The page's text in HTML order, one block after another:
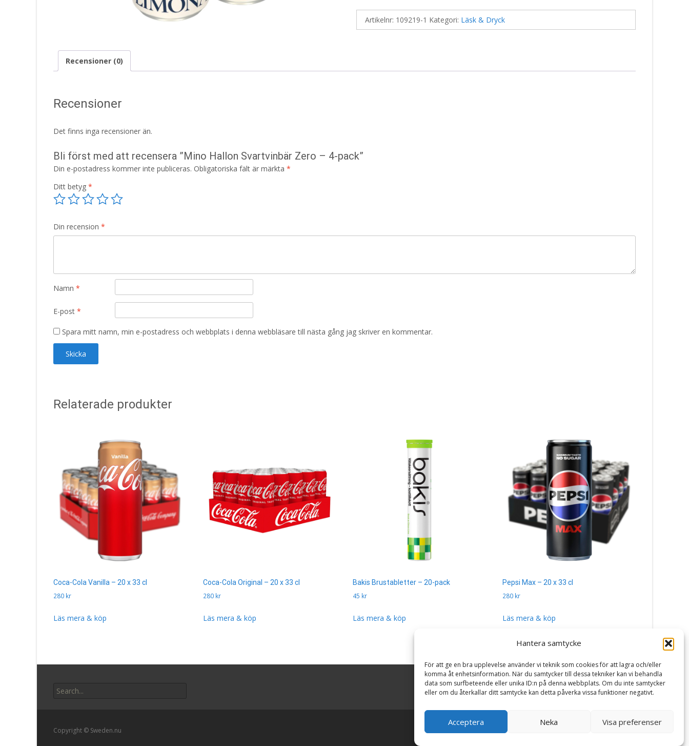
Hantera samtycke
För att ge en bra upplevelse använder vi teknik som cookies för att lagra och/eller
komma åt enhetsinformation. När du samtycker till dessa tekniker kan vi behandla
data som surfbeteende eller unika ID:n på denna webbplats. Om du inte samtycker
eller om du återkallar ditt samtycke kan detta påverka vissa funktioner negativt.
Acceptera Neka Visa preferenser
Artikelnr: 109219-1 Kategori: Läsk & Dryck
Recensioner (0)
Recensioner
Det finns inga recensioner än.
Bli först med att recensera ”Mino Hallon Svartvinbär Zero – 4-pack”
Din e-postadress kommer inte publiceras. Obligatoriska fält är märkta *
Ditt betyg *
Din recension *
Namn *
E-post *
Spara mitt namn, min e-postadress och webbplats i denna webbläsare till nästa gång jag skriver en kommentar.
Relaterade produkter
Coca-Cola Vanilla – 20 x 33 cl
280 kr
Läs mera & köp
Coca-Cola Original – 20 x 33 cl
280 kr
Läs mera & köp
Bakis Brustabletter – 20-pack
45 kr
Läs mera & köp
Pepsi Max – 20 x 33 cl
280 kr
Läs mera & köp
for:
Copyright © Sweden.nu Powered by WordPress